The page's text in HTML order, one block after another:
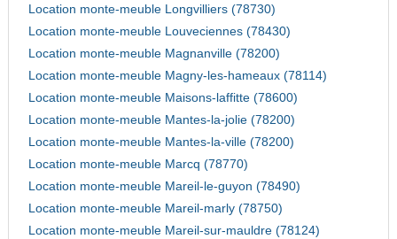
Location monte-meuble Longvilliers (78730)
Location monte-meuble Louveciennes (78430)
Location monte-meuble Magnanville (78200)
Location monte-meuble Magny-les-hameaux (78114)
Location monte-meuble Maisons-laffitte (78600)
Location monte-meuble Mantes-la-jolie (78200)
Location monte-meuble Mantes-la-ville (78200)
Location monte-meuble Marcq (78770)
Location monte-meuble Mareil-le-guyon (78490)
Location monte-meuble Mareil-marly (78750)
Location monte-meuble Mareil-sur-mauldre (78124)